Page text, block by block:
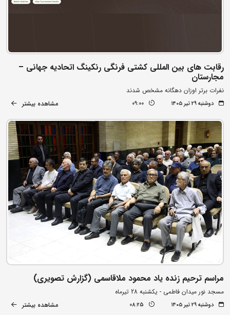
رقابت های بین المللی کشتی فرنگی رنکینگ اتحادیه جهانی –
مجارستان
نفرات برتر اوزان دهگانه مشخص شدند
دوشنبه ۲۹ تیر ۱۴۰۵ 09:00 مشاهده بیشتر
مراسم ترحیم زنده یاد محمود ملاقاسمی (گزارش تصویری)
مسجد نور میدان فاطمی - یکشنبه 28 تیرماه
دوشنبه ۲۹ تیر ۱۴۰۵ 08:25 مشاهده بیشتر